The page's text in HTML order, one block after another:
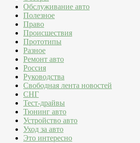
Обслуживание авто
Полезное
Право
Происшествия
Прототипы
Разное
Ремонт авто
Россия
Руководства
Свободная лента новостей
СНГ
Тест-драйвы
Тюнинг авто
Устройство авто
Уход за авто
Это интересно